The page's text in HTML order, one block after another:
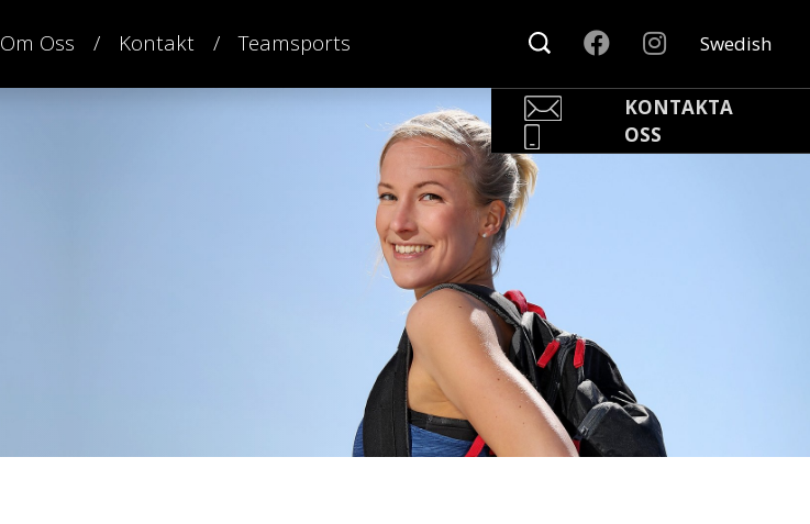
Om Oss Kontakt Teamsports Swedish
KONTAKTA
OSS
Pär Olofsson
Country Manager Sweden
Rikard Claesson
Säljare
rikard@nonamesport.com
Phone:+46 703263884